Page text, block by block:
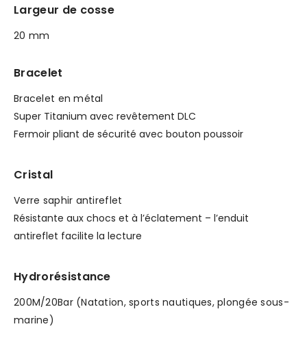
Largeur de cosse
20 mm
Bracelet
Bracelet en métal
Super Titanium avec revêtement DLC
Fermoir pliant de sécurité avec bouton poussoir
Cristal
Verre saphir antireflet
Résistante aux chocs et à l’éclatement – l’enduit
antireflet facilite la lecture
Hydrorésistance
200M/20Bar (Natation, sports nautiques, plongée sous-
marine)